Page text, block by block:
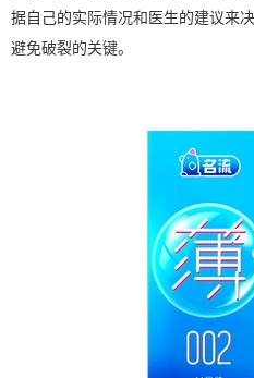
据自己的实际情况和医生的建议来
避免破裂的关键。